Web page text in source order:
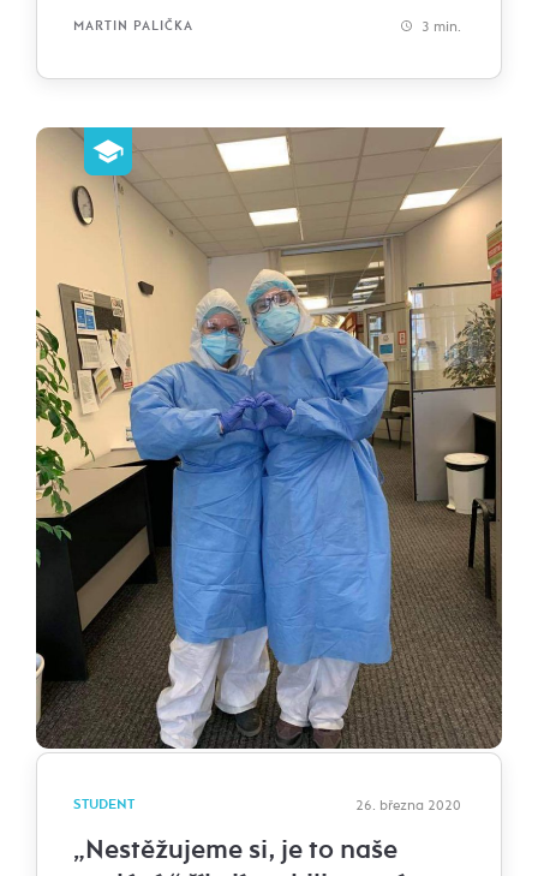
MARTIN PALIČKA 3 min.
STUDENT 26. března 2020
„Nestěžujeme si, je to naše